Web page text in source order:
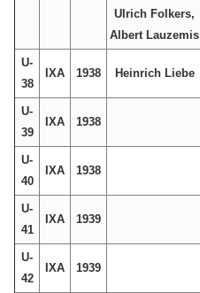
Ulrich Folkers,
Albert Lauzemis
U-
38
IXA 1938 Heinrich Liebe
U-
39
IXA 1938
U-
40
IXA 1938
U-
41
IXA 1939
U-
42
IXA 1939